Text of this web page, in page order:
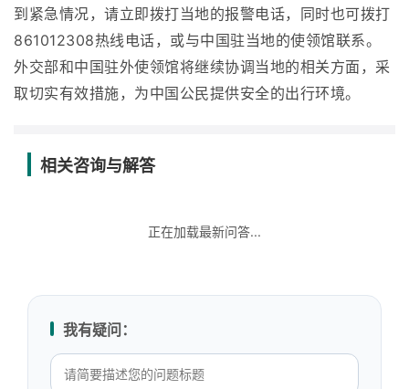
到紧急情况，请立即拨打当地的报警电话，同时也可拨打
861012308热线电话，或与中国驻当地的使领馆联系。
外交部和中国驻外使领馆将继续协调当地的相关方面，采
取切实有效措施，为中国公民提供安全的出行环境。
相关咨询与解答
正在加载最新问答...
我有疑问：